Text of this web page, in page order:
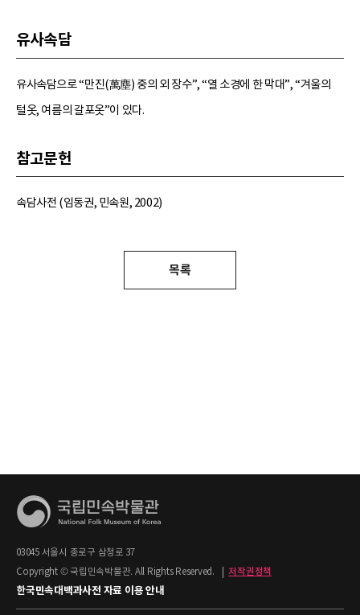
유사속담
유사속담으로 “만진(萬塵) 중의 외 장수”, “열 소경에 한 막대”, “겨울의
털옷, 여름의 갈포옷”이 있다.
참고문헌
속담사전 (임동권, 민속원, 2002)
목록
03045 서울시 종로구 삼청로 37
Copyright © 국립민속박물관. All Rights Reserved.
저작권정책
한국민속대백과사전 자료 이용 안내